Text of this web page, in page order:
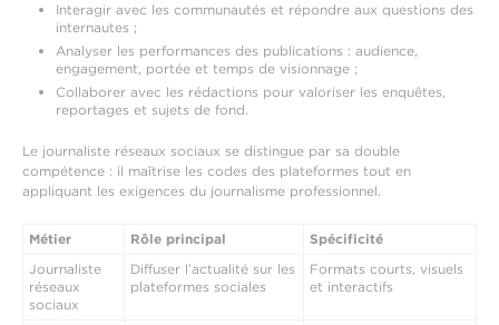
Interagir avec les communautés et répondre aux questions des
internautes ;
Analyser les performances des publications : audience,
engagement, portée et temps de visionnage ;
Collaborer avec les rédactions pour valoriser les enquêtes,
reportages et sujets de fond.
Le journaliste réseaux sociaux se distingue par sa double
compétence : il maîtrise les codes des plateformes tout en
appliquant les exigences du journalisme professionnel.
Métier Rôle principal
Spécificité
Journaliste
réseaux
sociaux
Diffuser l’actualité sur les
plateformes sociales
Formats courts, visuels
et interactifs